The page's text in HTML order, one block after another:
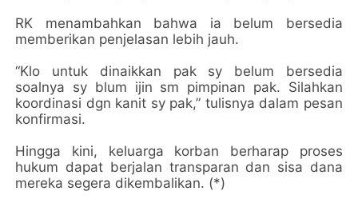
RK menambahkan bahwa ia belum bersedia
memberikan penjelasan lebih jauh.
“Klo untuk dinaikkan pak sy belum bersedia
soalnya sy blum ijin sm pimpinan pak. Silahkan
koordinasi dgn kanit sy pak,” tulisnya dalam pesan
konfirmasi.
Hingga kini, keluarga korban berharap proses
hukum dapat berjalan transparan dan sisa dana
mereka segera dikembalikan. (*)